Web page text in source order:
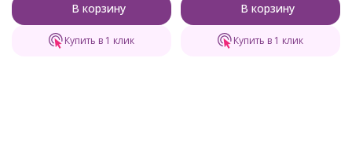
В корзину
Купить в 1 клик
В корзину
Купить в 1 клик